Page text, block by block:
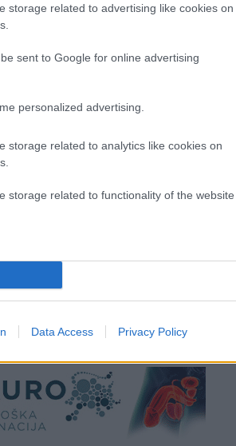
storage related to advertising like cookies on
sent to Google for online advertising
personalized advertising.
storage related to analytics like cookies on
storage related to functionality of the website
Data Access Privacy Policy